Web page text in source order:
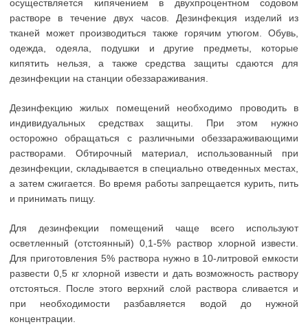
осуществляется кипячением в двухпроцентном содовом
растворе в течение двух часов. Дезинфекция изделий из
тканей может производиться также горячим утюгом. Обувь,
одежда, одеяла, подушки и другие предметы, которые
кипятить нельзя, а также средства защиты сдаются для
дезинфекции на станции обеззараживания.
Дезинфекцию жилых помещений необходимо проводить в
индивидуальных средствах защиты. При этом нужно
осторожно обращаться с различными обеззараживающими
растворами. Обтирочный материал, использованный при
дезинфекции, складывается в специально отведенных местах,
а затем сжигается. Во время работы запрещается курить, пить
и принимать пищу.
Для дезинфекции помещений чаще всего используют
осветленный (отстоянный) 0,1-5% раствор хлорной извести.
Для приготовления 5% раствора нужно в 10-литровой емкости
развести 0,5 кг хлорной извести и дать возможность раствору
отстояться. После этого верхний слой раствора сливается и
при необходимости разбавляется водой до нужной
концентрации.